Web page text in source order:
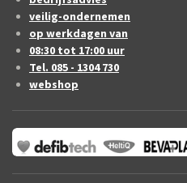
veilig-ondernemen
op werkdagen van
08:30 tot 17:00 uur
Tel. 085 - 1304 730
webshop